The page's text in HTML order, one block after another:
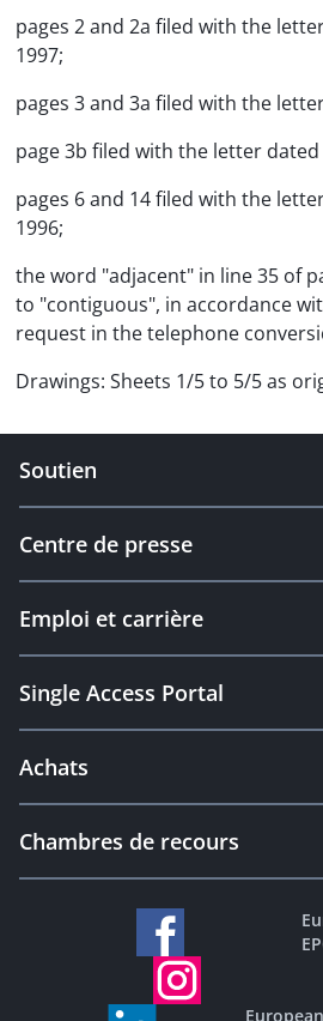
pages 2 and 2a filed with the
1997;
pages 3 and 3a filed with the
page 3b filed with the letter dated
pages 6 and 14 filed with the
1996;
the word "adjacent" in line 35 of
to "contiguous", in accordance
request in the telephone
Drawings: Sheets 1/5 to 5/5 as
Soutien
Centre de presse
Emploi et carrière
Single Access Portal
Achats
Chambres de recours